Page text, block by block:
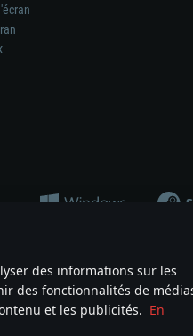
des informations sur les
des fonctionnalités de
et les publicités. En
dans ce jeu ne signifie pas la
and brand names are the